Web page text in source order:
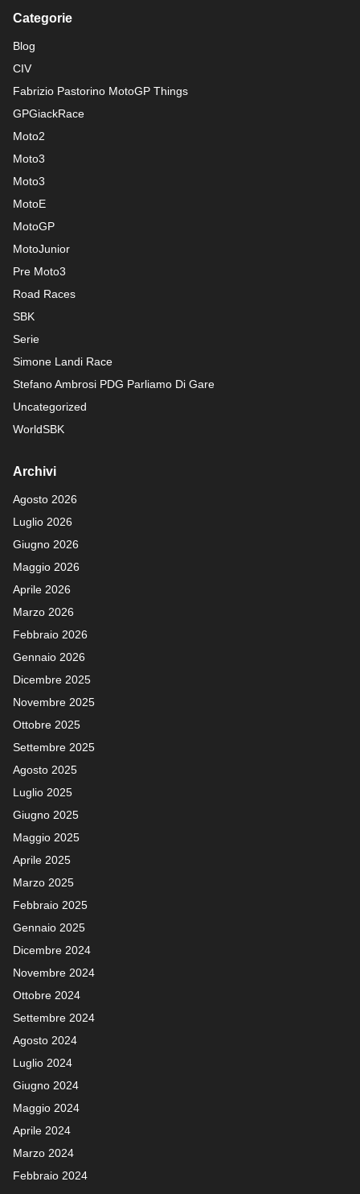
Categorie
Blog
CIV
Fabrizio Pastorino MotoGP Things
GPGiackRace
Moto2
Moto3
Moto3
MotoE
MotoGP
MotoJunior
Pre Moto3
Road Races
SBK
Serie
Simone Landi Race
Stefano Ambrosi PDG Parliamo Di Gare
Uncategorized
WorldSBK
Archivi
Agosto 2026
Luglio 2026
Giugno 2026
Maggio 2026
Aprile 2026
Marzo 2026
Febbraio 2026
Gennaio 2026
Dicembre 2025
Novembre 2025
Ottobre 2025
Settembre 2025
Agosto 2025
Luglio 2025
Giugno 2025
Maggio 2025
Aprile 2025
Marzo 2025
Febbraio 2025
Gennaio 2025
Dicembre 2024
Novembre 2024
Ottobre 2024
Settembre 2024
Agosto 2024
Luglio 2024
Giugno 2024
Maggio 2024
Aprile 2024
Marzo 2024
Febbraio 2024